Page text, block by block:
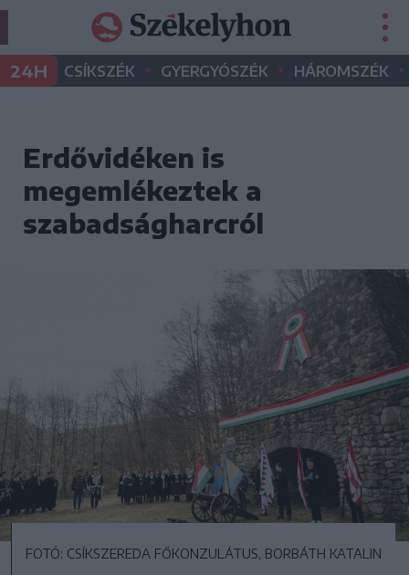
24H CSÍKSZÉK • GYERGYÓSZÉK • HÁROMSZÉK •
Erdővidéken is
megemlékeztek a
szabadságharcról
FOTÓ: CSÍKSZEREDA FŐKONZULÁTUS, BORBÁTH KATALIN